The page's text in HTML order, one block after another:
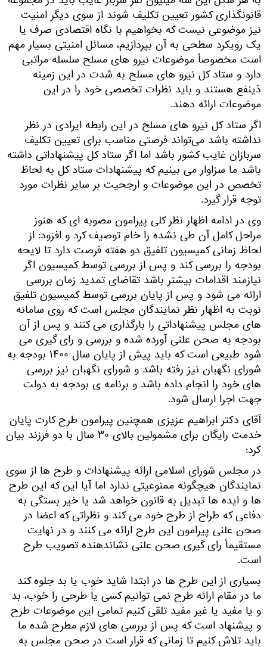
قانونگذاری کشور تعیین تکلیف شوند از سوی دیگر امنیت
نیز موضوعی نیست که بخواهیم با نگاه اقتصادی صرف یا
یک رویکرد سطحی به آن بپردازیم، مسائل امنیتی بسیار مهم
است مخصوصاً موضوعات نیرو های مسلح سلسله مراتبی
دارد و ستاد کل نیرو های مسلح به شدت در این زمینه
ذینفع هستند و باید نظرات تخصصی خود را در این
موضوعات ارائه دهند.
اگر ستاد کل نیرو های مسلح در این رابطه ایرادی در نظر
نداشته باشد می‌تواند فرصتی مناسب برای تعیین تکلیف
سربازان غایب کشور باشد اما اگر ستاد کل پیشنهاداتی داشته
باشد ما سزاوار می بینیم که پیشنهادات ستاد کل به لحاظ
تخصص در این موضوعات و ارجحیت بر سایر نظرات مورد
توجه قرار گیرد.
وی در ادامه اظهار نظر کلی پیرامون مصوبه‌ ای که هنوز
مراحل کامل آن طی نشده را خام توصیف کرد و افزود: از
لحاظ زمانی کمیسیون تلفیق دو هفته فرصت دارد تا لایحه
بودجه را بررسی کند و پس از بررسی توسط کمیسیون اگر
نیازمند اقدامات بیشتر باشد تقاضای تمدید زمان بررسی
ارائه می شود و پس از پایان بررسی توسط کمیسیون تلفیق
نوبت به اظهار نظر نمایندگان مجلس است که روی سامانه
های مجلس پیشنهاداتی را بارگذاری می کنند و پس از آن
بودجه به صحن علنی آورده شده و بررسی و رای گیری می
شود طبیعی است که باید پیش از پایان سال ۱۴۰۰ بودجه به
شورای نگهبان نیز رفته باشد و شورای نگهبان نیز بررسی
های خود را انجام داده باشد و برنامه ی بودجه به دولت
جهت اجرا ارسال شود.
آقای دکتر ابراهیم عزیزی همچنین پیرامون طرح کارت پایان
خدمت رایگان برای مشمولین بالای ۳۰ سال با دو فرزند بیان
کرد:
در مجلس شورای اسلامی ارائه پیشنهادات و طرح‌ ها از سوی
نمایندگان هیچگونه ممنوعیتی ندارد اما آیا این که این طرح
ها و ایده ها تبدیل به قانون خواهد شد یا خیر بستگی به
دفاعی که طراح از طرح خود می کند و نظراتی که اعضا در
صحن علنی پیرامون این طرح ارائه می کنند و در نهایت
مستقیماً رای گیری صحن علنی نشاندهنده تصویب طرح
است.
بسیاری از این طرح‌ ها در ابتدا شاید خوب یا بد جلوه کند
ما در مقام ارائه طرح نمی توانیم کسی یا طرحی را خوب، بد
و یا مفید یا غیر مفید تلقی کنیم تمامی این موضوعات طرح
و پیشنهاد است که پس از بررسی های لازم مطرح شده ما
باید تلاش کنیم تا زمانی که قرار است در صحن مجلس به